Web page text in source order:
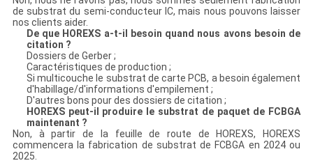
de substrat du semi-conducteur IC, mais nous pouvons laisser
nos clients aider.
De que HOREXS a-t-il besoin quand nous avons besoin de
citation ?
Dossiers de Gerber ;
Caractéristiques de production ;
Si multicouche le substrat de carte PCB, a besoin également
d'habillage/d'informations d'empilement ;
D'autres bons pour des dossiers de citation ;
HOREXS peut-il produire le substrat de paquet de FCBGA
maintenant ?
Non, à partir de la feuille de route de HOREXS, HOREXS
commencera la fabrication de substrat de FCBGA en 2024 ou
2025.